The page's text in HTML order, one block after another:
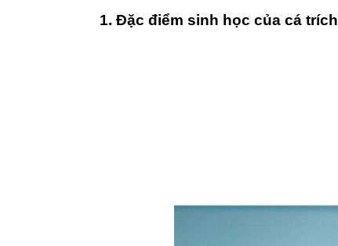
1. Đặc điểm sinh học của cá trích